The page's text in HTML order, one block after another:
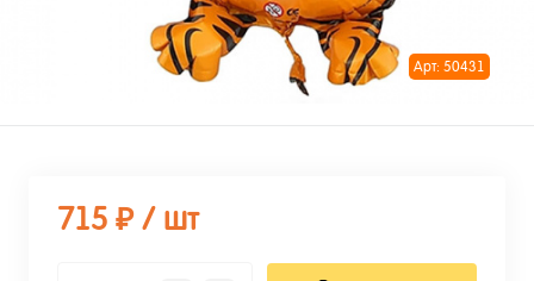
Арт: 50431
715 ₽ / шт